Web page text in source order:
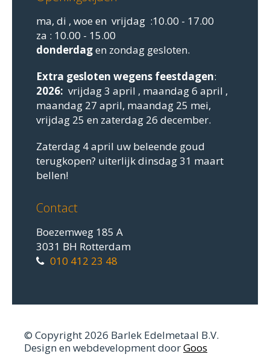
ma, di , woe en vrijdag :10.00 - 17.00
za : 10.00 - 15.00
donderdagen zondag gesloten.
Extra gesloten wegens feestdagen:
2026: vrijdag 3 april , maandag 6 april ,
maandag 27 april, maandag 25 mei,
vrijdag 25 en zaterdag 26 december.
Zaterdag 4 april uw beleende goud
terugkopen? uiterlijk dinsdag 31 maart
bellen!
Contact
Boezemweg 185 A
3031 BH Rotterdam
010 412 23 48
© Copyright 2026 Barlek Edelmetaal B.V.
Design en webdevelopment doorGoos